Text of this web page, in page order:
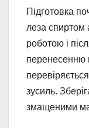
Підготовка
леза спиртом
роботою і
перенесенню
зусиль.
змащеними